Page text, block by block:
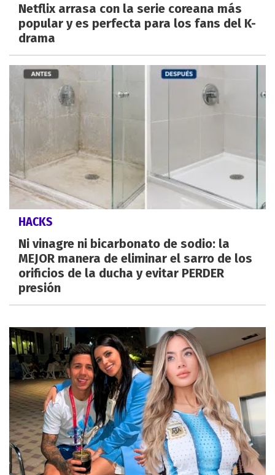
Netflix arrasa con la serie coreana más
popular y es perfecta para los fans del K-
drama
HACKS
Ni vinagre ni bicarbonato de sodio: la
MEJOR manera de eliminar el sarro de los
orificios de la ducha y evitar PERDER
presión